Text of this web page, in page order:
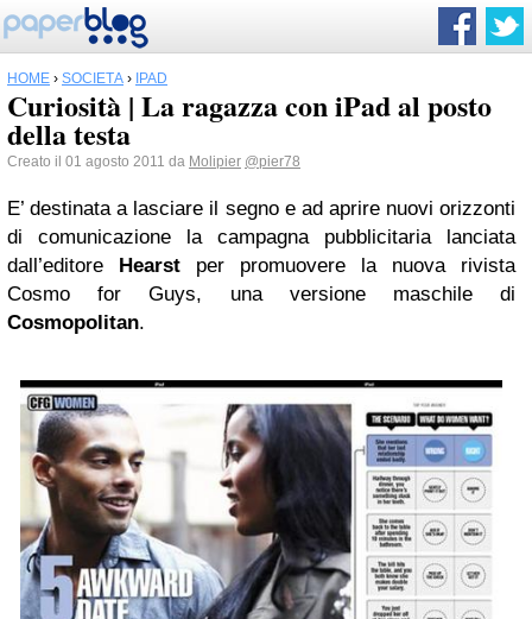
HOME › SOCIETÀ › IPAD
Curiosità | La ragazza con iPad al posto
della testa
Creato il 01 agosto 2011 da Molipier @pier78
E’ destinata a lasciare il segno e ad aprire nuovi orizzonti
di comunicazione la campagna pubblicitaria lanciata
dall’editore Hearst per promuovere la nuova rivista
Cosmo for Guys, una versione maschile di
Cosmopolitan.